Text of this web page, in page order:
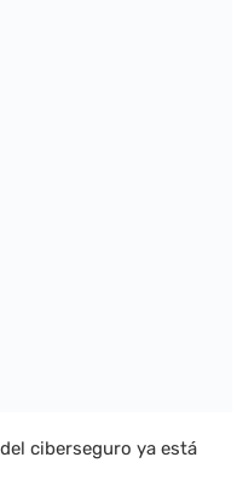
ciberseguro ya está